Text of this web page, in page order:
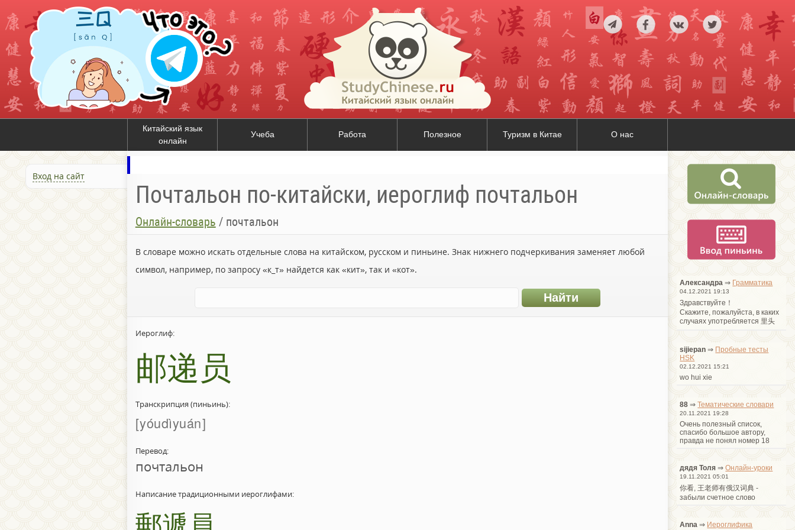
Китайский язык
онлайн
Учеба Работа Полезное Туризм в Китае О нас
Вход на сайт
Почтальон по-китайски, иероглиф почтальон
Онлайн-словарь / почтальон
В словаре можно искать отдельные слова на китайском, русском и пиньине. Знак нижнего подчеркивания заменяет любой
символ, например, по запросу «к_т» найдется как «кит», так и «кот».
Иероглиф:
邮递员
Транскрипция (пиньинь):
yóudìyuán
Перевод:
почтальон
Написание традиционными иероглифами:
Александра ⇒ Грамматика
04.12.2021 19:13
Здравствуйте！
Cкажите, пожалуйста, в каких
случаях употребляется 里头
sijiepan ⇒ Пробные тесты
HSK
02.12.2021 15:21
wo hui xie
88 ⇒Тематические словари
20.11.2021 19:28
Очень полезный список,
спасибо большое автору,
правда не понял номер 18
дядя Толя ⇒Онлайн-уроки
19.11.2021 05:01
你看, 王老师有俄汉词典 -
забыли счетное слово
Anna ⇒ Иероглифика